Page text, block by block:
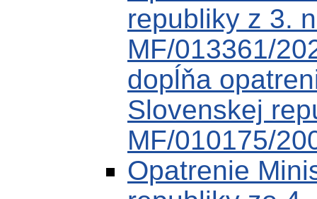
republiky z 3.
MF/013361/
dopĺňa
Slovenskej
MF/010175/
Opatrenie